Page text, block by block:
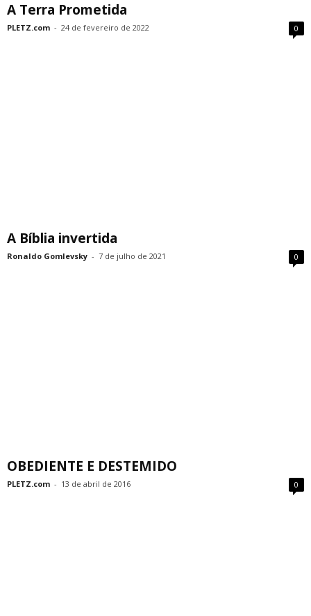
A Terra Prometida
PLETZ.com - 24 de fevereiro de 2022 0
A Bíblia invertida
Ronaldo Gomlevsky - 7 de julho de 2021 0
OBEDIENTE E DESTEMIDO
PLETZ.com - 13 de abril de 2016 0